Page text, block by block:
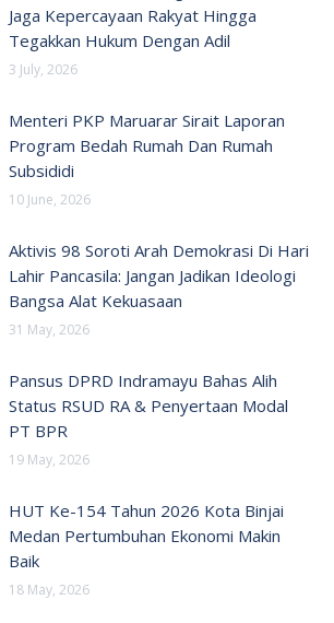
Jaga Kepercayaan Rakyat Hingga
Tegakkan Hukum Dengan Adil
3 July, 2026
Menteri PKP Maruarar Sirait Laporan
Program Bedah Rumah Dan Rumah
Subsididi
10 June, 2026
Aktivis 98 Soroti Arah Demokrasi Di Hari
Lahir Pancasila: Jangan Jadikan Ideologi
Bangsa Alat Kekuasaan
31 May, 2026
Pansus DPRD Indramayu Bahas Alih
Status RSUD RA & Penyertaan Modal
PT BPR
19 May, 2026
HUT Ke-154 Tahun 2026 Kota Binjai
Medan Pertumbuhan Ekonomi Makin
Baik
18 May, 2026